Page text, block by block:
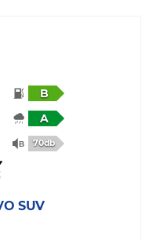
B
A
70db
SUV